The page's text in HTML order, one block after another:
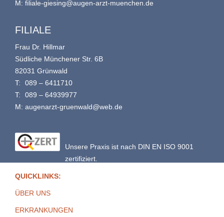
M: filiale-giesing@augen-arzt-muenchen.de
FILIALE
Frau Dr. Hillmar
Südliche Münchener Str. 6B
82031 Grünwald
T:
089 – 6411710
T:
089 – 64939977
M: augenarzt-gruenwald@web.de
Unsere Praxis ist nach DIN EN ISO 9001
zertifiziert.
QUICKLINKS:
ÜBER UNS
ERKRANKUNGEN